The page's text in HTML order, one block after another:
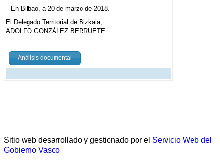
En Bilbao, a 20 de marzo de 2018.
El Delegado Territorial de Bizkaia,
ADOLFO GONZÁLEZ BERRUETE.
Análisis documental
Sitio web desarrollado y gestionado por el Servicio Web del
Gobierno Vasco